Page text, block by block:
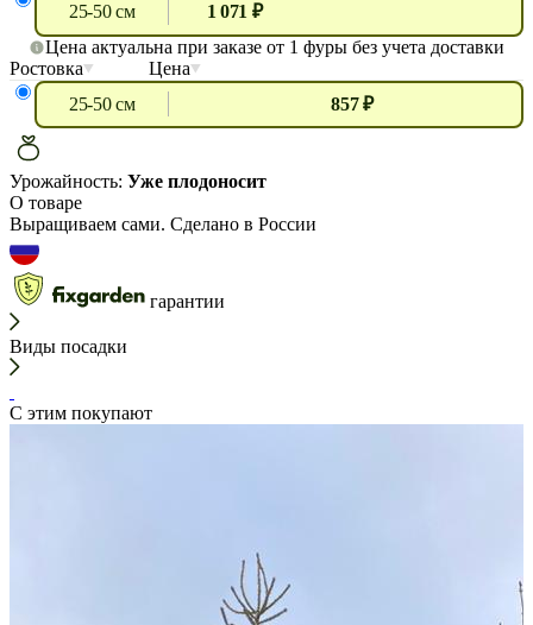
25-50 см
1 071 ₽
Цена актуальна при заказе от 1 фуры без учета доставки
Ростовка
Цена
25-50 см
857 ₽
Урожайность: Уже плодоносит
О товаре
Выращиваем сами. Сделано в России
гарантии
Виды посадки
С этим покупают